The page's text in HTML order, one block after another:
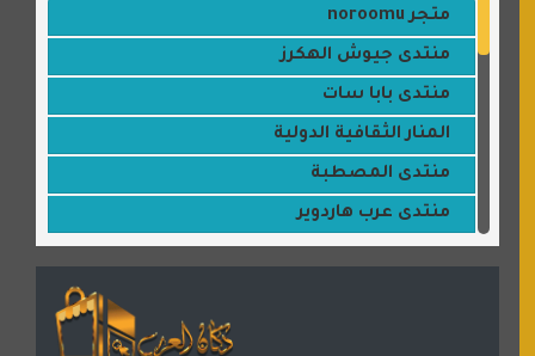
متجر noroomu
منتدى جيوش الهكرز
منتدى بابا سات
المنار الثقافية الدولية
منتدى المصطبة
منتدى عرب هاردوير